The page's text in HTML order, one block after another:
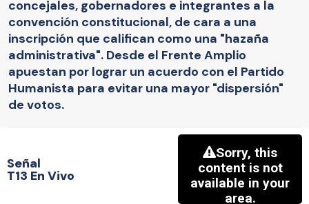
concejales, gobernadores e integrantes a la
convención constitucional, de cara a una
inscripción que califican como una "hazaña
administrativa". Desde el Frente Amplio
apuestan por lograr un acuerdo con el Partido
Humanista para evitar una mayor "dispersión"
de votos.
Señal
T13 En Vivo